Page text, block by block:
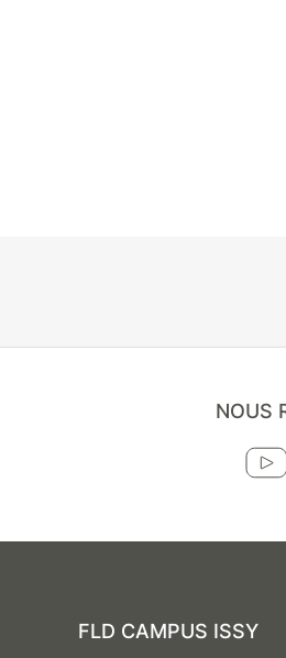
NOUS
FLD CAMPUS ISSY